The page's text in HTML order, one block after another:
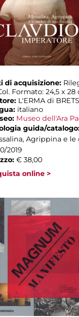
di acquisizione:
Formato: 24,5 x 28
L'ERMA di
italiano
Museo dell'Ara
guida/
Agrippina e
2019
€ 38,00
online >